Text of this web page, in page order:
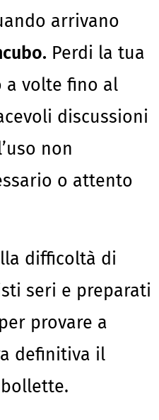
arrivano
Perdi la tua
a volte fino al
discussioni
non
o attento
difficoltà di
seri e preparati
provare a
definitiva il